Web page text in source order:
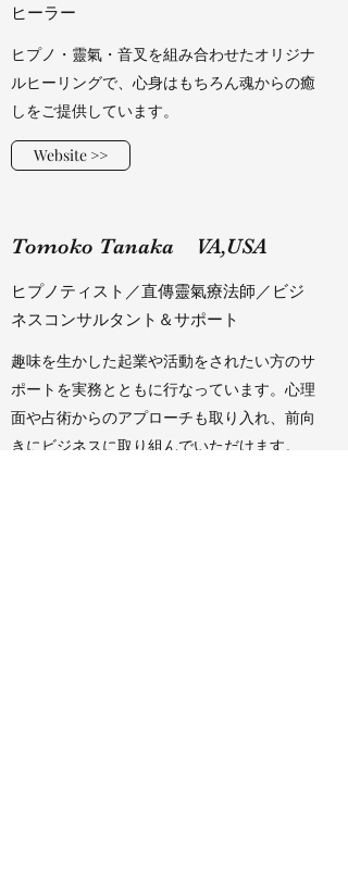
ヒーラー
​ヒプノ・靈氣・音叉を組み合わせたオリジナ
ルヒーリングで、心身はもちろん魂からの癒
しをご提供しています。
Website >>
​Tomoko Tanaka VA,USA
ヒプノティスト／直傳靈氣療法師／ビジ
ネスコンサルタント＆サポート
​​趣味を生かした起業や活動をされたい方のサ
ポートを実務とともに行なっています。心理
面や占術からのアプローチも取り入れ、前向
きにビジネスに取り組んでいただけます。